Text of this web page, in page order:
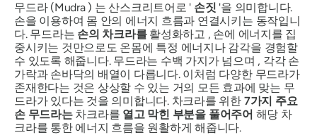
무드라 (Mudra) 는 산스크리트어로 ' 손짓 '을 의미합니다.
손을 이용하여 몸 안의 에너지 흐름과 연결시키는 동작입니
다. 무드라는 손의 차크라를활성화하고 , 손에 에너지를 집
중시키는 것만으로도 온몸에 특정 에너지나 감각을 경험할
수 있도록 해줍니다. 무드라는 수백 가지가 넘으며 , 각각 손
가락과 손바닥의 배열이 다릅니다. 이처럼 다양한 무드라가
존재한다는 것은 상상할 수 있는 거의 모든 효과에 맞는 무
드라가있다는 것을 의미합니다. 차크라를 위한 7가지 주요
손 무드라는차크라를 열고 막힌 부분을 풀어주어 해당 차
크라를 통한 에너지 흐름을 원활하게 해줍니다.